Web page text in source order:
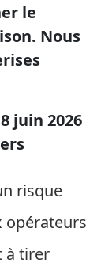
le
Nous
juin 2026
risque
opérateurs
à tirer